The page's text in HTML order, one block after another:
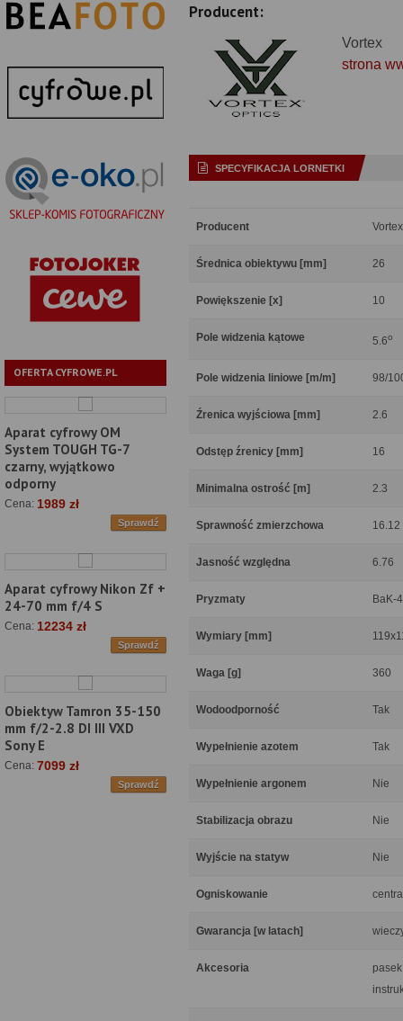
OFERTA CYFROWE.PL
Aparat cyfrowy OM
System TOUGH TG-7
czarny, wyjątkowo
odporny
Cena: 1989 zł
Sprawdź
Aparat cyfrowy Nikon Zf +
24-70 mm f/4 S
Cena: 12234 zł
Sprawdź
Obiektyw Tamron 35-150
mm f/2-2.8 DI III VXD
Sony E
Cena: 7099 zł
Sprawdź
Producent:
Vortex
strona
SPECYFIKACJA LORNETKI
Producent Vortex
Średnica obiektywu [mm] 26
Powiększenie [x] 10
Pole widzenia kątowe 5.6o
Pole widzenia liniowe [m/m] 98/
Źrenica wyjściowa [mm] 2.6
Odstęp źrenicy [mm] 16
Minimalna ostrość [m] 2.3
Sprawność zmierzchowa 16.12
Jasność względna 6.76
Pryzmaty BaK-
Wymiary [mm]
Waga [g] 360
Wodoodporność Tak
Wypełnienie azotem Tak
Wypełnienie argonem Nie
Stabilizacja obrazu Nie
Wyjście na statyw Nie
Ogniskowanie
Gwarancja [w latach]
Akcesoria